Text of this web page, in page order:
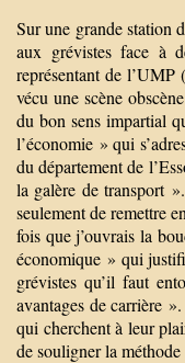
Sur une grande station
aux grévistes face à
représentant de
vécu une scène
du bon sens impartial
l’économie » qui
du département de
la galère de transport
seulement de remettre
fois que j’ouvrais la
économique » qui
grévistes qu’il faut
avantages de carrière
qui cherchent à leur
de souligner la